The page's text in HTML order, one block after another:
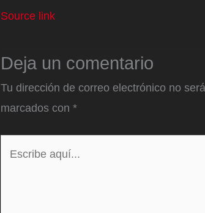
Source link
Deja un comentario
Tu dirección de correo electrónico no
marcados con *